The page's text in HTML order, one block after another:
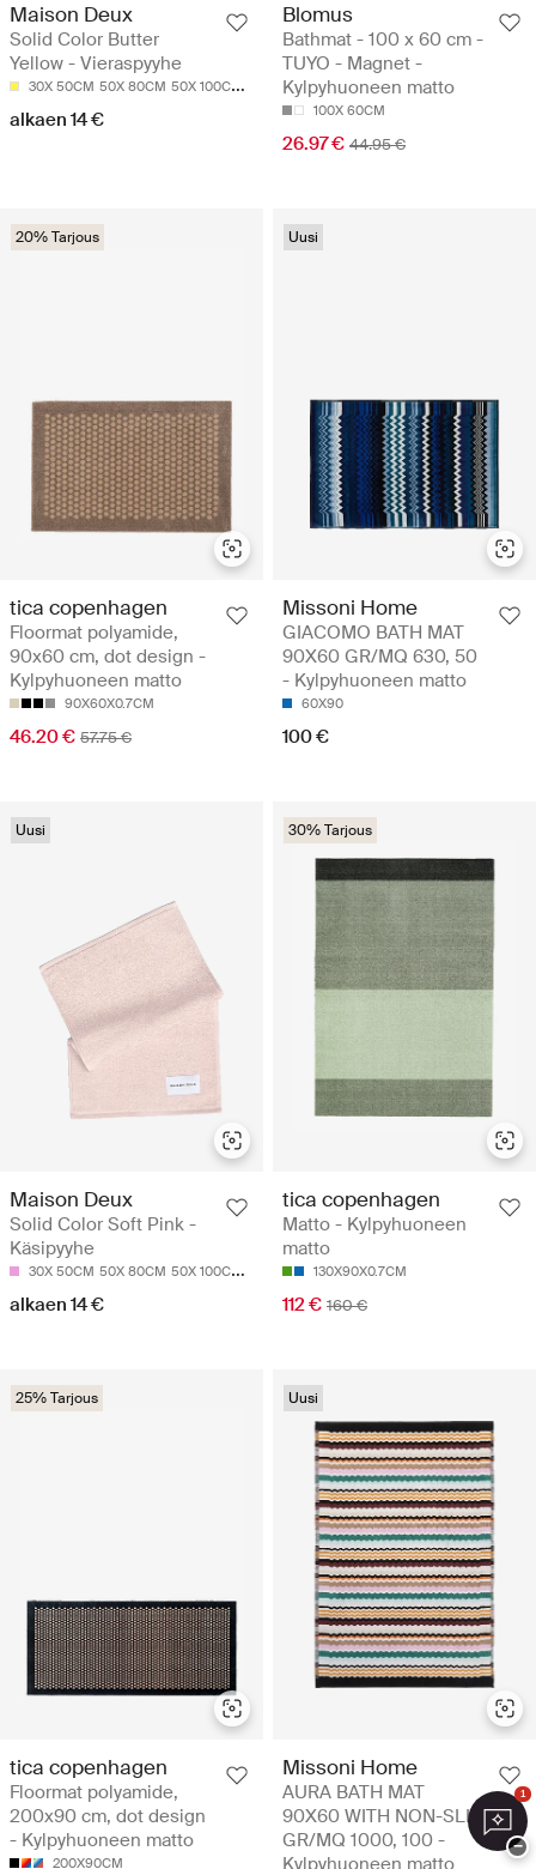
Maison Deux
Solid Color Butter
Yellow - Vieraspyyhe
30X 50CM 50X 80CM 50X 100CM 70X 140CM
alkaen 14 €
Blomus
Bathmat - 100 x 60 cm -
TUYO - Magnet -
Kylpyhuoneen matto
100X 60CM
26.97 € 44.95 €
20% Tarjous
tica copenhagen
Floormat polyamide,
90x60 cm, dot design -
Kylpyhuoneen matto
90X60X0.7CM
46.20 € 57.75 €
Uusi
Missoni Home
GIACOMO BATH MAT
90X60 GR/MQ 630, 50
- Kylpyhuoneen matto
60X90
100 €
Uusi
Maison Deux
Solid Color Soft Pink -
Käsipyyhe
30X 50CM 50X 80CM 50X 100CM 70X 140CM
alkaen 14 €
30% Tarjous
tica copenhagen
Matto - Kylpyhuoneen
matto
130X90X0.7CM
112 € 160 €
25% Tarjous
tica copenhagen
Floormat polyamide,
200x90 cm, dot design
- Kylpyhuoneen matto
200X90CM
Uusi
Missoni Home
AURA BATH MAT
90X60 WITH NON-SLIP
GR/MQ 1000, 100 -
Kylpyhuoneen matto
1
−